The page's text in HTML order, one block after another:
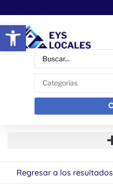
Abrir barra de herramientas
Regresar a los resultados